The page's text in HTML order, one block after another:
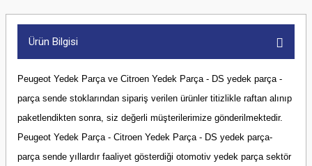
Ürün Bilgisi
Peugeot Yedek Parça ve Citroen Yedek Parça - DS yedek parça -
parça sende stoklarından sipariş verilen ürünler titizlikle raftan alınıp
paketlendikten sonra, siz değerli müşterilerimize gönderilmektedir.
Peugeot Yedek Parça - Citroen Yedek Parça - DS yedek parça-
parça sende yıllardır faaliyet gösterdiği otomotiv yedek parça sektör